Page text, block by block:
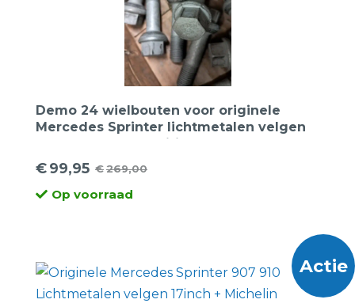
Demo 24 wielbouten voor originele
Mercedes Sprinter lichtmetalen velgen
14×1.5 kogel aansluiting
€269,00
Oorspronkelijke
prijs
€99,95
Huidige
prijsOp voorraad
Actie